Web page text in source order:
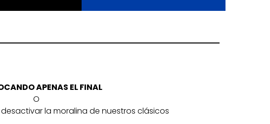
APENAS EL FINAL
O
la moralina de nuestros clásicos